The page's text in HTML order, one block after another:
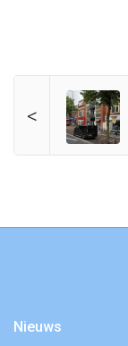
<
Nieuws